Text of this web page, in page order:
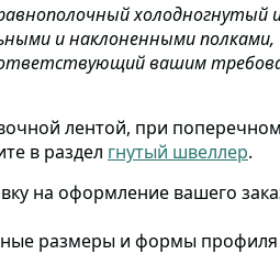
холодногнутый
и наклоненными полками,
вашим
лентой, при
в раздел гнутый швеллер.
на оформление вашего
размеры и формы